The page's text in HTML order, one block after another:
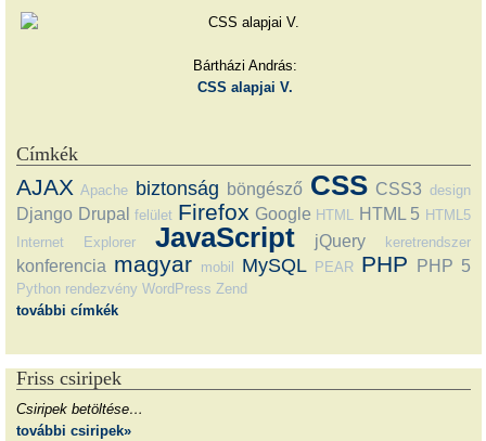
Bártházi András:
CSS alapjai V.
Címkék
AJAX Apache biztonság böngésző CSS CSS3 design
Django Drupal felület Firefox Google HTML HTML 5 HTML5
Internet Explorer
JavaScript jQuery keretrendszer
konferencia magyar mobil MySQL PEAR PHP PHP 5
Python rendezvény WordPress Zend
további címkék
Friss csiripek
Csiripek betöltése…
további csiripek»